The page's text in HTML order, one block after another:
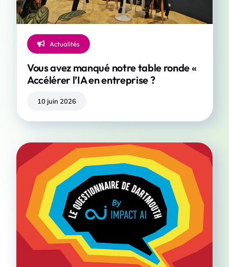
Actualités
Vous avez manqué notre table ronde «
Accélérer l’IA en entreprise ?
10 juin 2026